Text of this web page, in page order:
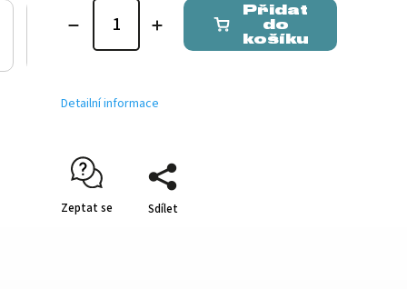
Přidat
do
košíku
Detailní informace
Zeptat se Sdílet